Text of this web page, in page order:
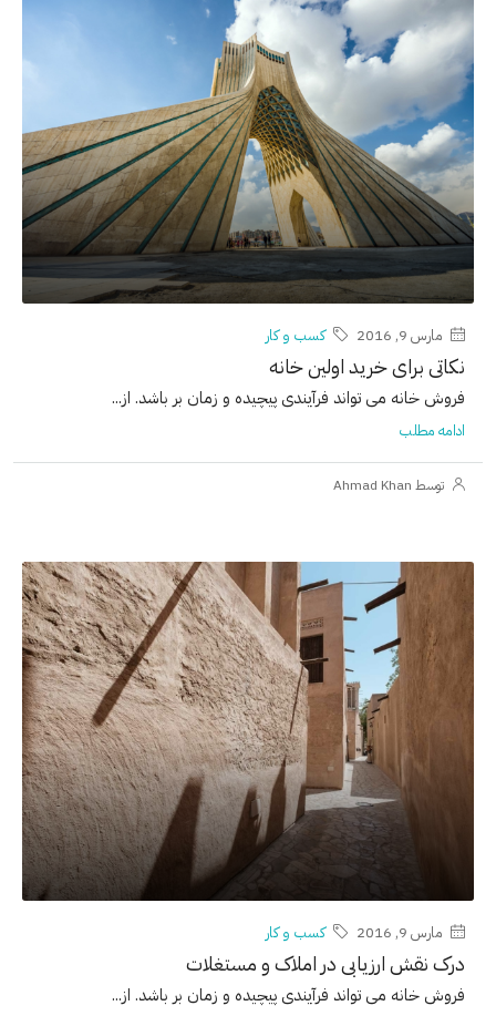
مارس 9, 2016 کسب و کار
نکاتی برای خرید اولین خانه
فروش خانه می تواند فرآیندی پیچیده و زمان بر باشد. از...
ادامه مطلب
توسط Ahmad Khan
مارس 9, 2016 کسب و کار
درک نقش ارزیابی در املاک و مستغلات
فروش خانه می تواند فرآیندی پیچیده و زمان بر باشد. از...